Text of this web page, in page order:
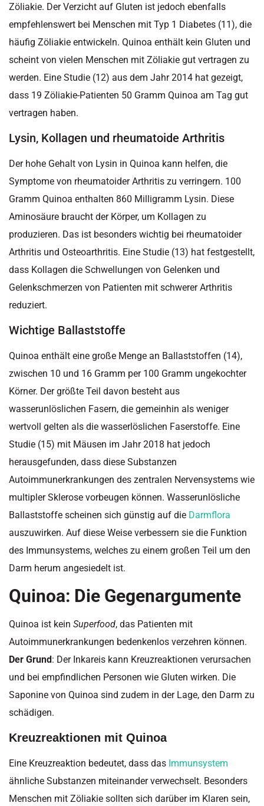
Zöliakie. Der Verzicht auf Gluten ist jedoch ebenfalls
empfehlenswert bei Menschen mit Typ 1 Diabetes (11), die
häufig Zöliakie entwickeln. Quinoa enthält kein Gluten und
scheint von vielen Menschen mit Zöliakie gut vertragen zu
werden. Eine Studie (12) aus dem Jahr 2014 hat gezeigt,
dass 19 Zöliakie-Patienten 50 Gramm Quinoa am Tag gut
vertragen haben.
Lysin, Kollagen und rheumatoide Arthritis
Der hohe Gehalt von Lysin in Quinoa kann helfen, die
Symptome von rheumatoider Arthritis zu verringern. 100
Gramm Quinoa enthalten 860 Milligramm Lysin. Diese
Aminosäure braucht der Körper, um Kollagen zu
produzieren. Das ist besonders wichtig bei rheumatoider
Arthritis und Osteoarthritis. Eine Studie (13) hat festgestellt,
dass Kollagen die Schwellungen von Gelenken und
Gelenkschmerzen von Patienten mit schwerer Arthritis
reduziert.
Wichtige Ballaststoffe
Quinoa enthält eine große Menge an Ballaststoffen (14),
zwischen 10 und 16 Gramm per 100 Gramm ungekochter
Körner. Der größte Teil davon besteht aus
wasserunlöslichen Fasern, die gemeinhin als weniger
wertvoll gelten als die wasserlöslichen Faserstoffe. Eine
Studie (15) mit Mäusen im Jahr 2018 hat jedoch
herausgefunden, dass diese Substanzen
Autoimmunerkrankungen des zentralen Nervensystems wie
multipler Sklerose vorbeugen können. Wasserunlösliche
Ballaststoffe scheinen sich günstig auf die Darmflora
auszuwirken. Auf diese Weise verbessern sie die Funktion
des Immunsystems, welches zu einem großen Teil um den
Darm herum angesiedelt ist.
Quinoa: Die Gegenargumente
Quinoa ist kein Superfood, das Patienten mit
Autoimmunerkrankungen bedenkenlos verzehren können.
Der Grund: Der Inkareis kann Kreuzreaktionen verursachen
und bei empfindlichen Personen wie Gluten wirken. Die
Saponine von Quinoa sind zudem in der Lage, den Darm zu
schädigen.
Kreuzreaktionen mit Quinoa
Eine Kreuzreaktion bedeutet, dass das Immunsystem
ähnliche Substanzen miteinander verwechselt. Besonders
Menschen mit Zöliakie sollten sich darüber im Klaren sein,